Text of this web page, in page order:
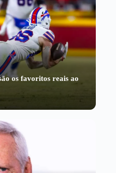
os favoritos reais ao